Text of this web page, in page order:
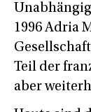
1996 Adria
Teil der
aber